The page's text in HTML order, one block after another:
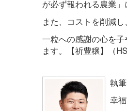
が必ず報われる農業
また、コストを削減
一粒への感謝の心を
ます。【祈豊穣】（
執
幸